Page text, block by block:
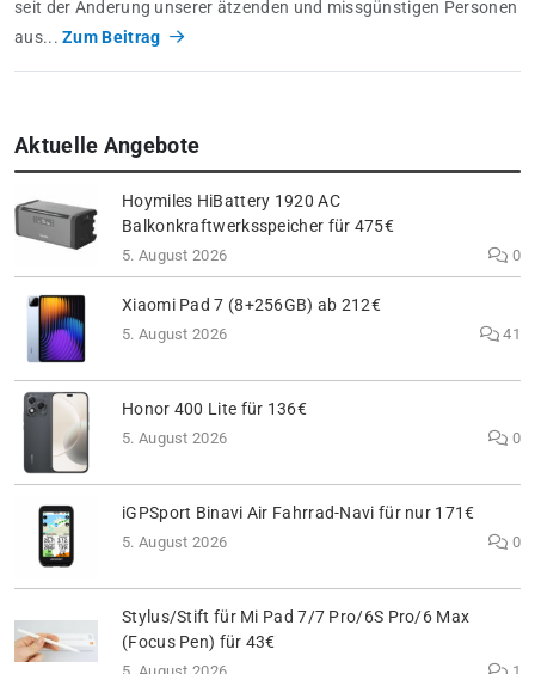
seit der Änderung unserer ätzenden und missgünstigen Personen
aus...Zum Beitrag
Aktuelle Angebote
Hoymiles HiBattery 1920 AC
Balkonkraftwerksspeicher für 475€
5. August 2026 0
Xiaomi Pad 7 (8+256GB) ab 212€
5. August 2026 41
Honor 400 Lite für 136€
5. August 2026 0
iGPSport Binavi Air Fahrrad-Navi für nur 171€
5. August 2026 0
Stylus/Stift für Mi Pad 7/7 Pro/6S Pro/6 Max
(Focus Pen) für 43€